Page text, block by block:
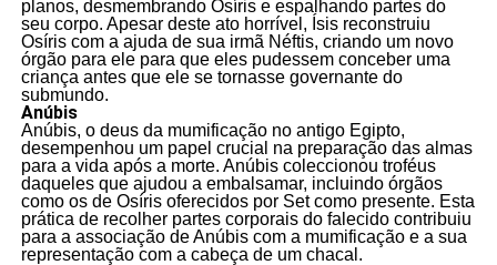
planos, desmembrando Osíris e espalhando partes do
seu corpo. Apesar deste ato horrível, Ísis reconstruiu
Osíris com a ajuda de sua irmã Néftis, criando um novo
órgão para ele para que eles pudessem conceber uma
criança antes que ele se tornasse governante do
submundo.
Anúbis
Anúbis, o deus da mumificação no antigo Egipto,
desempenhou um papel crucial na preparação das almas
para a vida após a morte. Anúbis coleccionou troféus
daqueles que ajudou a embalsamar, incluindo órgãos
como os de Osíris oferecidos por Set como presente. Esta
prática de recolher partes corporais do falecido contribuiu
para a associação de Anúbis com a mumificação e a sua
representação com a cabeça de um chacal.